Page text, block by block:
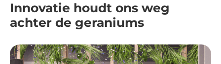
Innovatie houdt ons weg
achter de geraniums